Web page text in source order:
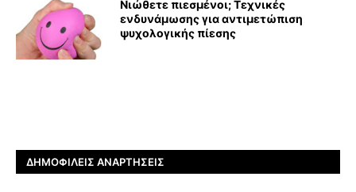
Νιώθετε πιεσμένοι; Τεχνικές
ενδυνάμωσης για αντιμετώπιση
ψυχολογικής πίεσης
ΔΗΜΟΦΙΛΕΊΣ ΑΝΑΡΤΉΣΕΙΣ